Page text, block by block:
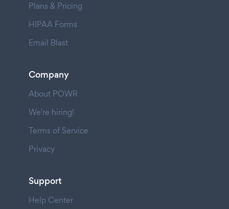
Plans & Pricing
HIPAA Forms
Email Blast
Company
About POWR
We're hiring!
Terms of Service
Privacy
Support
Help Center